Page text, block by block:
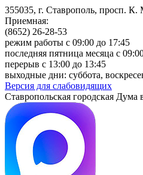
355035, г. Ставрополь, просп. К.
Приемная:
(8652) 26-28-53
режим работы с 09:00 до 17:45
последняя пятница месяца с
перерыв с 13:00 до 13:45
выходные дни: суббота,
Версия для слабовидящих
Ставропольская городская Дума